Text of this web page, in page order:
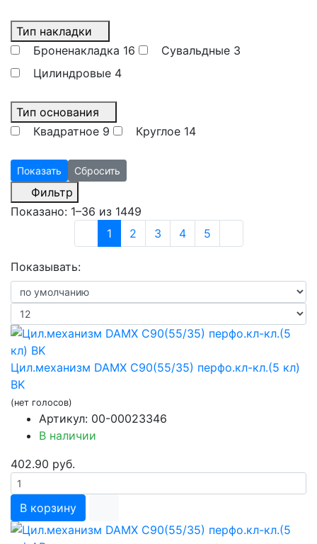
Тип накладки
Броненакладка 16 Сувальдные 3
Цилиндровые 4
Тип основания
Квадратное 9 Круглое 14
Фильтр
Показано: 1–36 из 1449
1(current)
2 3 4 5
Показывать:
Цил.механизм DAMX C90(55/35) перфо.кл-кл.(5 кл)
BK
(нет голосов)
Артикул: 00-00023346
В наличии
402.90 руб.
В корзину